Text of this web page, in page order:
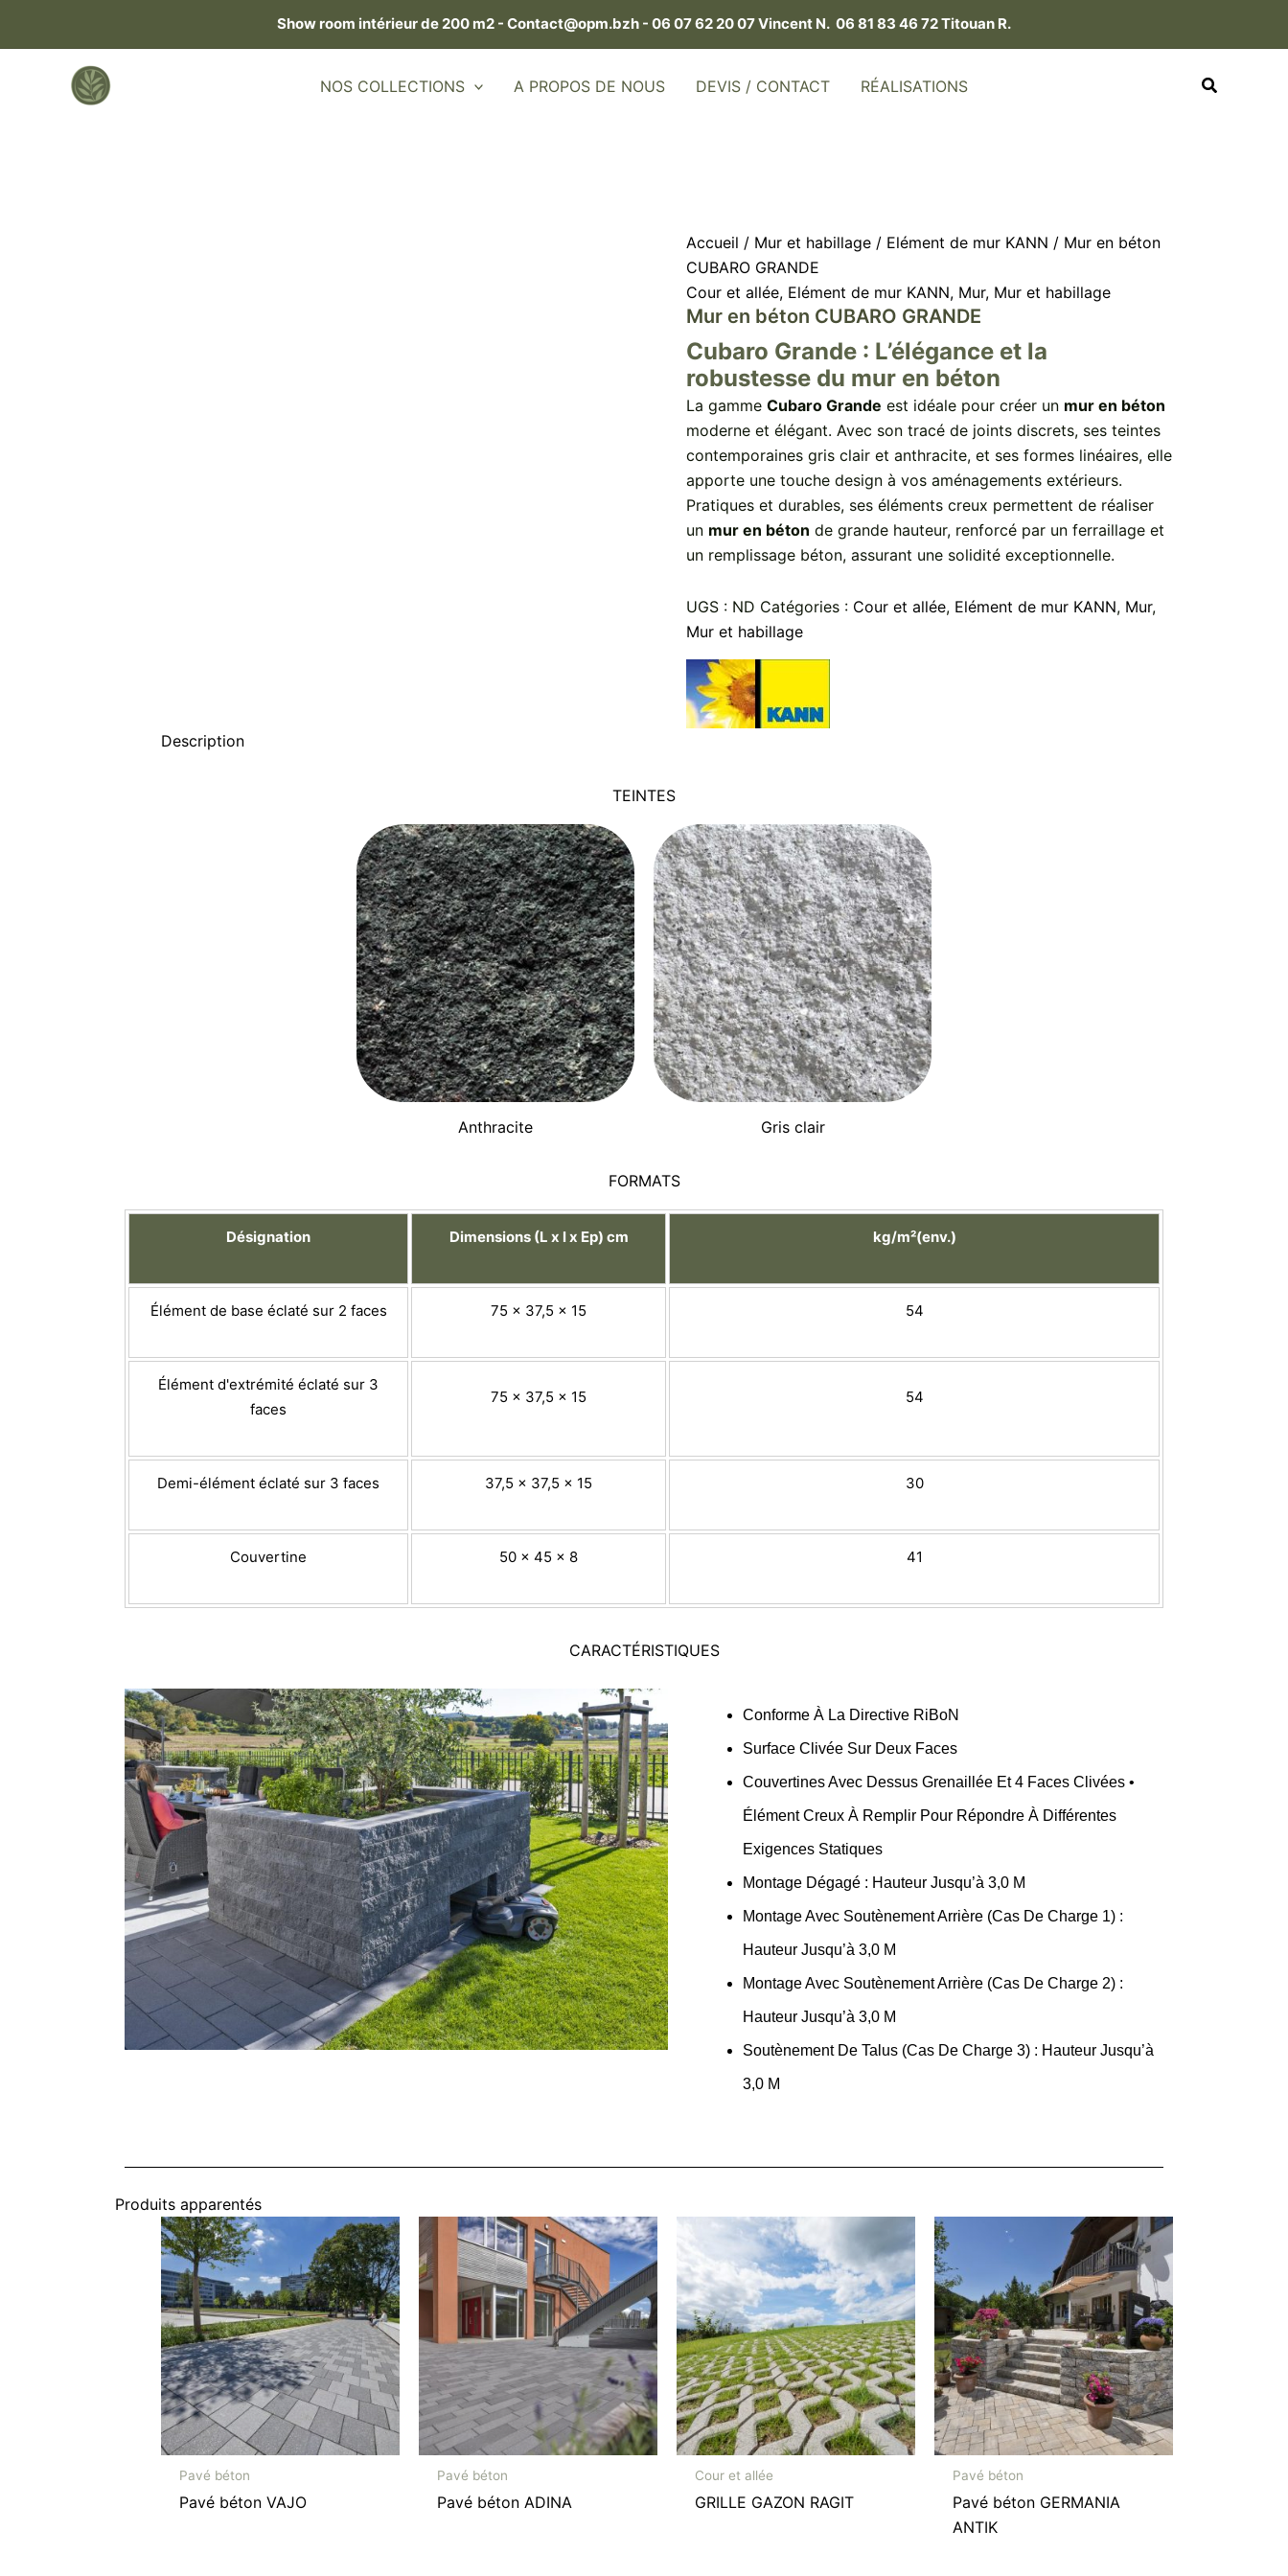
Show room intérieur de 200 m2 - Contact@opm.bzh - 06 07 62 20 07 Vincent N. 06 81 83 46 72 Titouan R.
NOS COLLECTIONS A PROPOS DE NOUS DEVIS / CONTACT RÉALISATIONS
Accueil / Mur et habillage / Elément de mur KANN / Mur en béton
CUBARO GRANDE
Cour et allée, Elément de mur KANN, Mur, Mur et habillage
Mur en béton CUBARO GRANDE
Cubaro Grande : L’élégance et la
robustesse du mur en béton
La gammeCubaro Grande est idéale pour créer un mur en béton
moderne et élégant. Avec son tracé de joints discrets, ses teintes
contemporaines gris clair et anthracite, et ses formes linéaires, elle
apporte une touche design à vos aménagements extérieurs.
Pratiques et durables, ses éléments creux permettent de réaliser
un mur en béton de grande hauteur, renforcé par un ferraillage et
un remplissage béton, assurant une solidité exceptionnelle.
UGS : ND Catégories : Cour et allée, Elément de mur KANN, Mur,
Mur et habillage
Description
TEINTES
Anthracite Gris clair
FORMATS
Désignation Dimensions (L x l x Ep) cm kg/m²(env.)
Élément de base éclaté sur 2 faces 75 x 37,5 x 15 54
Élément d'extrémité éclaté sur 3
faces
75 x 37,5 x 15 54
Demi-élément éclaté sur 3 faces 37,5 x 37,5 x 15 30
Couvertine 50 x 45 x 8 41
CARACTÉRISTIQUES
Conforme À La Directive RiBoN
Surface Clivée Sur Deux Faces
Couvertines Avec Dessus Grenaillée Et 4 Faces Clivées •
Élément Creux À Remplir Pour Répondre À Différentes
Exigences Statiques
Montage Dégagé : Hauteur Jusqu’à 3,0 M
Montage Avec Soutènement Arrière (cas De Charge 1) :
Hauteur Jusqu’à 3,0 M
Montage Avec Soutènement Arrière (cas De Charge 2) :
Hauteur Jusqu’à 3,0 M
Soutènement De Talus (cas De Charge 3) : Hauteur Jusqu’à
3,0 M
Produits apparentés
Pavé béton
Pavé béton VAJO
Pavé béton
Pavé béton ADINA
Cour et allée
GRILLE GAZON RAGIT
Pavé béton
Pavé béton GERMANIA
ANTIK